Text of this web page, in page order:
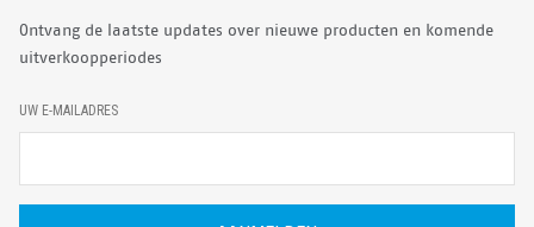
Ontvang de laatste updates over nieuwe producten en komende
uitverkoopperiodes
E
-
M
A
D
UW E-MAILADRES